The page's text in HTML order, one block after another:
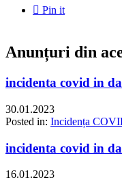
 Pin it
Anunțuri din
incidenta covid in
30.01.2023
Posted in: Incidența
incidenta covid in
16.01.2023